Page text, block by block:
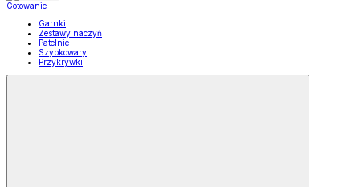
Gotowanie
Garnki
Zestawy naczyń
Patelnie
Szybkowary
Przykrywki